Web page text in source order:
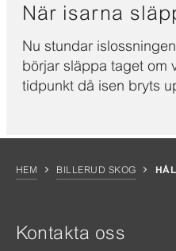
När isarna
Nu stundar
börjar släppa taget om
tidpunkt då isen bryts
HEM BILLERUD SKOG
Kontakta oss